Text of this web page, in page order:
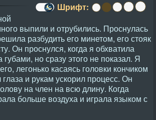
Шрифт:
выпили и отрубились. Проснулась
разбудить его минетом, его стояк
Он проснулся, когда я обхватила
губами, но сразу этого не показал. Я
легонько касаясь головки кончиком
и рукам ускорил процесс. Он
на член на всю длину. Когда
больше воздуха и играла языком с